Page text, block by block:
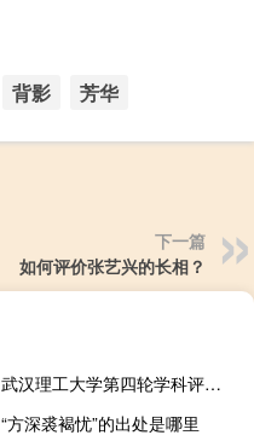
背影 芳华
下一篇
如何评价张艺兴的长相？
武汉理工大学第四轮学科评估结果
“方深裘褐忧”的出处是哪里